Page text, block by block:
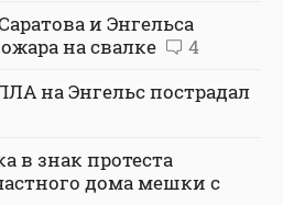
и Энгельса
на свалке
4
на Энгельс пострадал
в знак протеста
дома мешки с